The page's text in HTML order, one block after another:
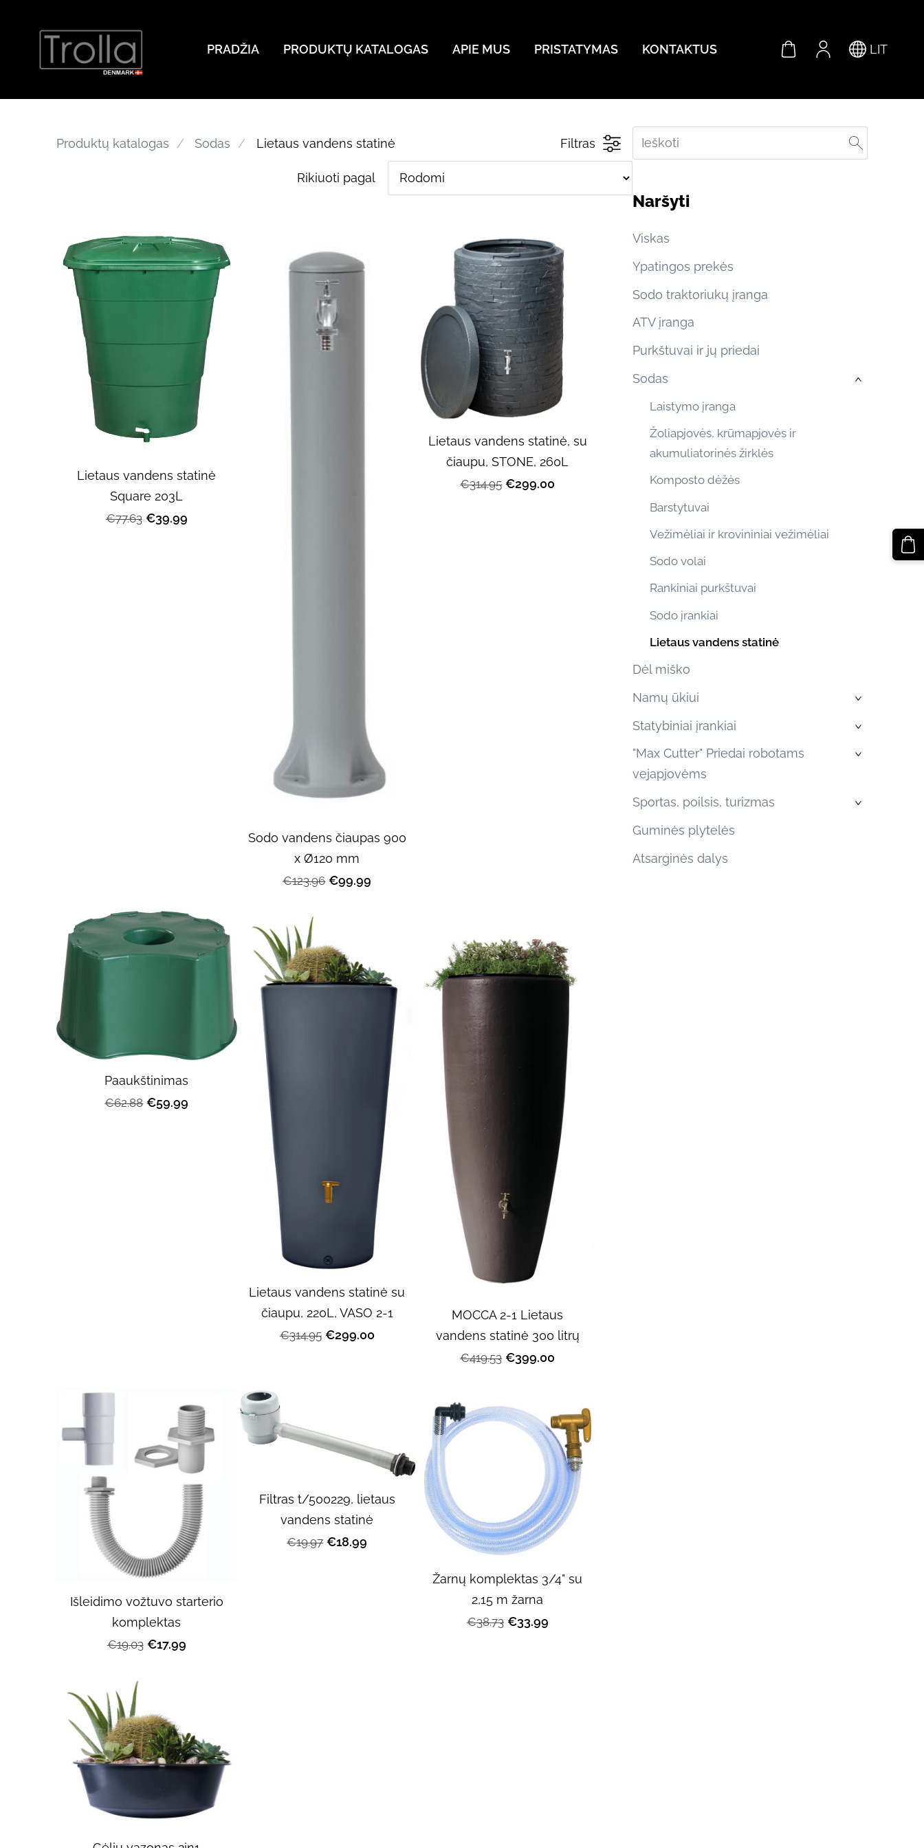
PRADŽIA PRODUKTŲ KATALOGAS APIE MUS PRISTATYMAS KONTAKTUS LIT
Naršyti
Viskas
Ypatingos prekės
Sodo traktoriukų įranga
ATV įranga
Purkštuvai ir jų priedai
Sodas
Laistymo įranga
Žoliapjovės, krūmapjovės ir
akumuliatorinės žirklės
Komposto dėžės
Barstytuvai
Vežimėliai ir krovininiai vežimėliai
Sodo volai
Rankiniai purkštuvai
Sodo įrankiai
Lietaus vandens statinė
›
Dėl miško
Namų ūkiui
›
Statybiniai įrankiai ›
"Max Cutter" Priedai robotams
vejapjovėms
›
Sportas, poilsis, turizmas ›
Guminės plytelės
Atsarginės dalys
Produktų katalogas Sodas Lietaus vandens statinė Filtras
Rikiuoti pagal
Lietaus vandens statinė
Square 203L
€77.63 €39.99
Sodo vandens čiaupas 900
x Ø120 mm
€123.96 €99.99
Lietaus vandens statinė, su
čiaupu, STONE, 260L
€314.95 €299.00
Paaukštinimas
€62.88 €59.99
Lietaus vandens statinė su
čiaupu, 220L, VASO 2-1
€314.95 €299.00
MOCCA 2-1 Lietaus
vandens statinė 300 litrų
€419.53 €399.00
Išleidimo vožtuvo starterio
komplektas
€19.03 €17.99
Filtras t/500229, lietaus
vandens statinė
€19.97 €18.99
Žarnų komplektas 3/4" su
2,15 m žarna
€38.73 €33.99